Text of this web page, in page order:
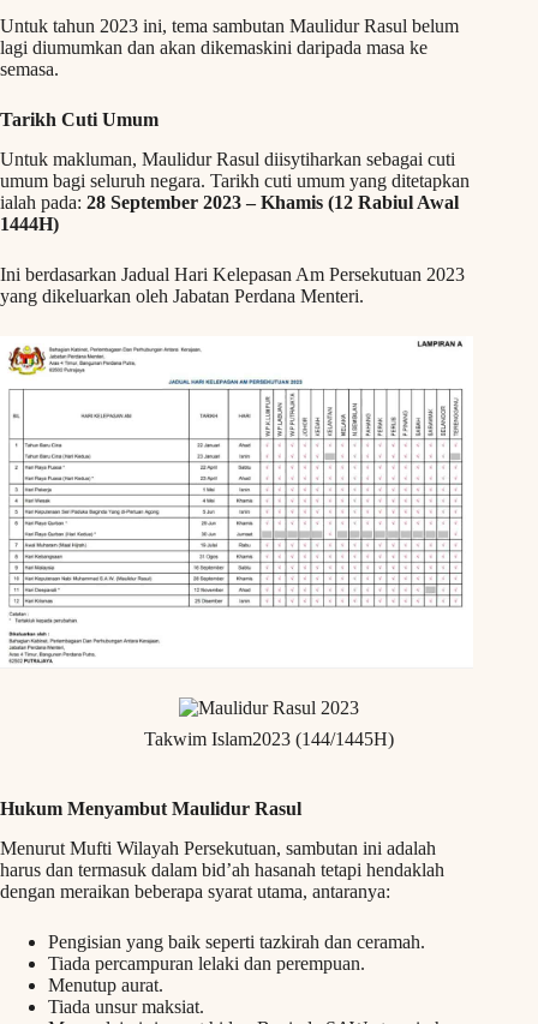
Untuk tahun 2023 ini, tema sambutan Maulidur Rasul belum
lagi diumumkan dan akan dikemaskini daripada masa ke
semasa.
Tarikh Cuti Umum
Untuk makluman, Maulidur Rasul diisytiharkan sebagai cuti
umum bagi seluruh negara. Tarikh cuti umum yang ditetapkan
ialah pada: 28 September 2023 – Khamis (12 Rabiul Awal
1444H)
Ini berdasarkan Jadual Hari Kelepasan Am Persekutuan 2023
yang dikeluarkan oleh Jabatan Perdana Menteri.
Takwim Islam2023 (144/1445H)
Hukum Menyambut Maulidur Rasul
Menurut Mufti Wilayah Persekutuan, sambutan ini adalah
harus dan termasuk dalam bid’ah hasanah tetapi hendaklah
dengan meraikan beberapa syarat utama, antaranya:
Pengisian yang baik seperti tazkirah dan ceramah.
Tiada percampuran lelaki dan perempuan.
Menutup aurat.
Tiada unsur maksiat.